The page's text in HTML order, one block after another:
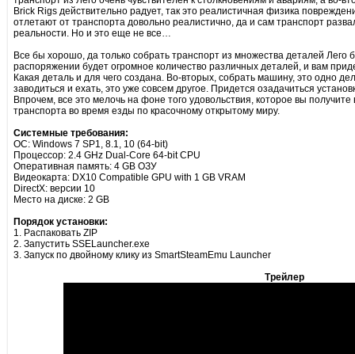
Brick Rigs действительно радует, так это реалистичная физика
отлетают от транспорта довольно реалистично, да и сам транспорт
реальности. Но и это еще не все…
Все бы хорошо, да только собрать транспорт из множества деталей Лего
распоряжении будет огромное количество различных деталей, и вам
Какая деталь и для чего создана. Во-вторых, собрать машину, это одно
заводиться и ехать, это уже совсем другое. Придется озадачиться
Впрочем, все это мелочь на фоне того удовольствия, которое вы
транспорта во время езды по красочному открытому миру.
Системные требования:
ОС: Windows 7 SP1, 8.1, 10 (64-bit)
Процессор: 2.4 GHz Dual-Core 64-bit CPU
Оперативная память: 4 GB ОЗУ
Видеокарта: DX10 Compatible GPU with 1 GB VRAM
DirectX: версии 10
Место на диске: 2 GB
Порядок установки:
1. Распаковать ZIP
2. Запустить SSELauncher.exe
3. Запуск по двойному клику из SmartSteamEmu Launcher
Трейлер